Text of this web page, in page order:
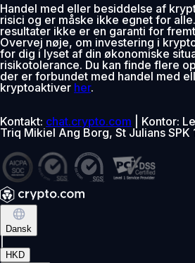
Handel med eller besiddelse af
risici og er måske ikke egnet for
resultater ikke er en garanti for
Overvej nøje, om investering i
for dig i lyset af din økonomiske
risikotolerance. Du kan finde flere
der er forbundet med handel med
kryptoaktiver her.
Kontakt: chat.crypto.com | Kontor:
Triq Mikiel Ang Borg, St Julians SPK
Dansk
HKD